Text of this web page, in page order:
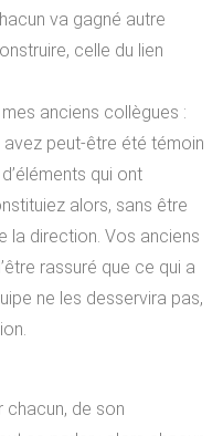
va gagné autre
celle du lien
anciens collègues :
avez peut-être été témoin
qui ont
alors, sans être
la direction. Vos anciens
rassuré que ce qui a
ne les desservira pas,
chacun, de son